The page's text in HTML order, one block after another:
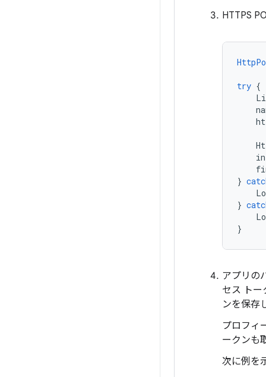
HTTPS
try {
}
}
}
アプリの
セス トー
ンを保存
プロフィ
ークンも
次に例を